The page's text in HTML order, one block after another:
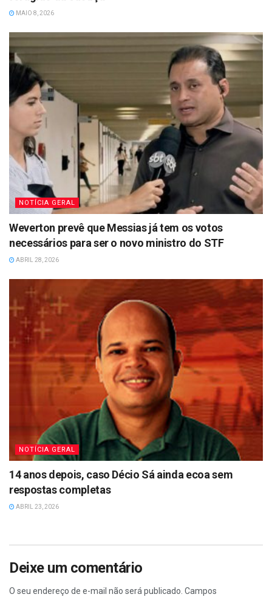
MAIO 8, 2026
NOTÍCIA GERAL
Weverton prevê que Messias já tem os votos
necessários para ser o novo ministro do STF
ABRIL 28, 2026
NOTÍCIA GERAL
14 anos depois, caso Décio Sá ainda ecoa sem
respostas completas
ABRIL 23, 2026
Deixe um comentário
O seu endereço de e-mail não será publicado. Campos